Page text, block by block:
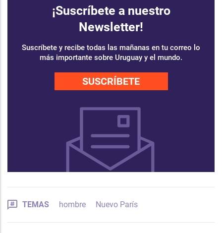
¡Suscríbete a nuestro
Newsletter!
Suscríbete y recibe todas las mañanas en tu correo lo
más importante sobre Uruguay y el mundo.
SUSCRÍBETE
TEMAS hombre Nuevo París